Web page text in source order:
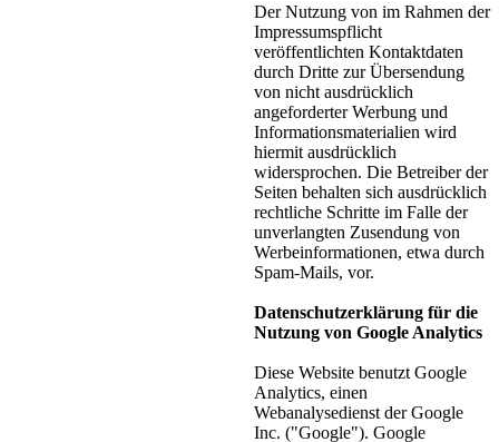
Der Nutzung von im Rahmen der
Impressumspflicht
veröffentlichten Kontaktdaten
durch Dritte zur Übersendung
von nicht ausdrücklich
angeforderter Werbung und
Informationsmaterialien wird
hiermit ausdrücklich
widersprochen. Die Betreiber der
Seiten behalten sich ausdrücklich
rechtliche Schritte im Falle der
unverlangten Zusendung von
Werbeinformationen, etwa durch
Spam-Mails, vor.
Datenschutzerklärung für die
Nutzung von Google Analytics
Diese Website benutzt Google
Analytics, einen
Webanalysedienst der Google
Inc. ("Google"). Google